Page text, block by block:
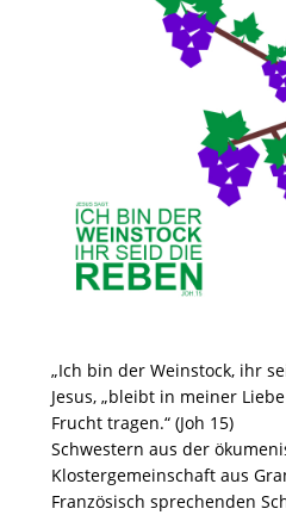
„Ich bin der Weinstock, ihr
Jesus, „bleibt in meiner
Frucht tragen.“ (Joh 15)
Schwestern aus der
Klostergemeinschaft aus
Französisch sprechenden